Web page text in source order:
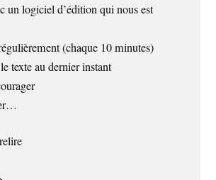
un logiciel d’édition qui nous est
(chaque 10 minutes)
texte au dernier instant